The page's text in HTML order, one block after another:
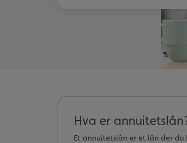
Hva er
Et annuitetslån er et lån der